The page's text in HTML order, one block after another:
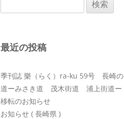
索:
最近の投稿
季刊誌 樂（らく）ra-ku 59号 長崎の
道ーみさき道 茂木街道 浦上街道ー
移転のお知らせ
お知らせ ( 長崎県 )